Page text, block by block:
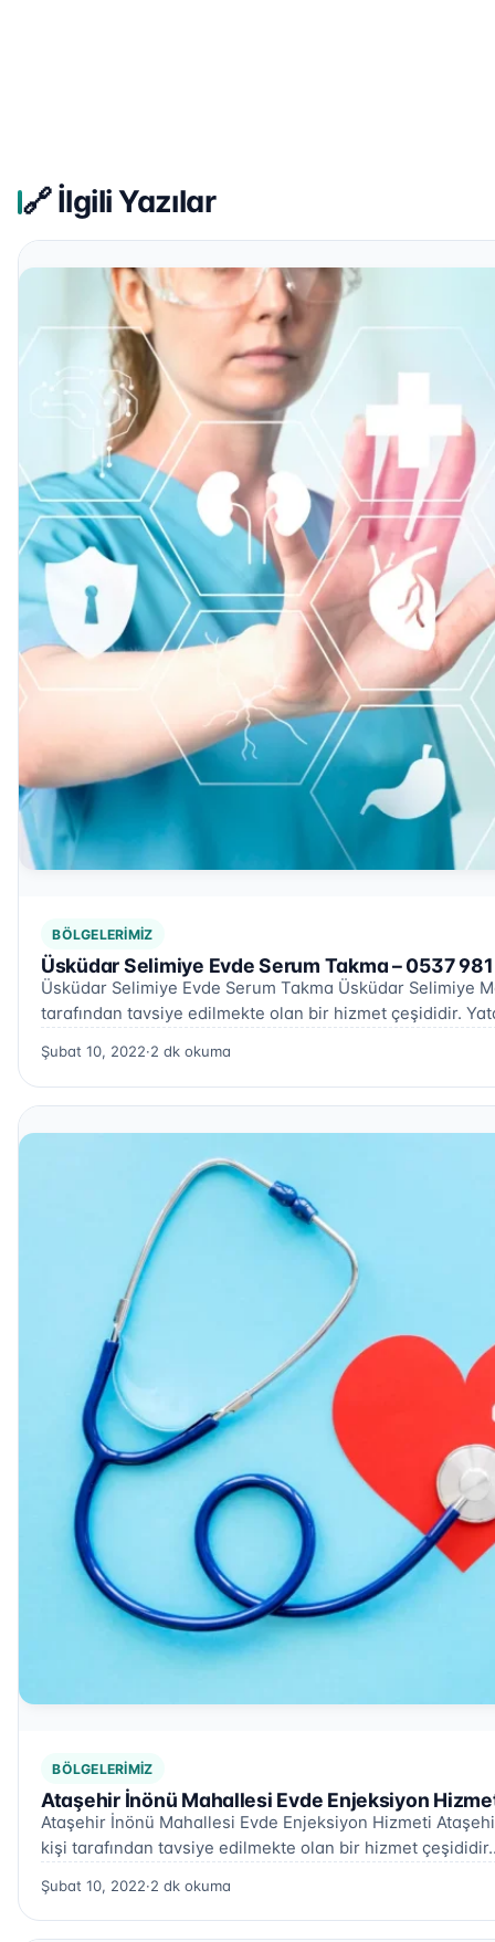
🔗 İlgili Yazılar
BÖLGELERIMIZ
Üsküdar Selimiye Evde Serum Takma – 0537
Üsküdar Selimiye Evde Serum Takma Üsküdar Selimiye
tarafından tavsiye edilmekte olan bir hizmet çeşididir.
Şubat 10, 2022·2 dk okuma
BÖLGELERIMIZ
Ataşehir İnönü Mahallesi Evde Enjeksiyon
Ataşehir İnönü Mahallesi Evde Enjeksiyon Hizmeti
kişi tarafından tavsiye edilmekte olan bir hizmet
Şubat 10, 2022·2 dk okuma